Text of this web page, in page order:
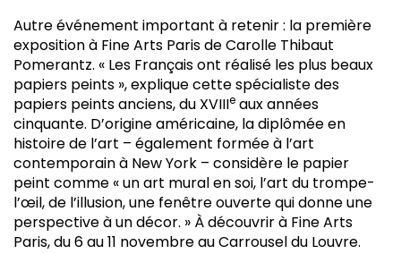
Autre événement important à retenir : la première
exposition à Fine Arts Paris de Carolle Thibaut
Pomerantz. « Les Français ont réalisé les plus beaux
papiers peints », explique cette spécialiste des
papiers peints anciens, du XVIIIe aux années
cinquante. D’origine américaine, la diplômée en
histoire de l’art – également formée à l’art
contemporain à New York – considère le papier
peint comme « un art mural en soi, l’art du trompe-
l’œil, de l’illusion, une fenêtre ouverte qui donne une
perspective à un décor. » À découvrir à Fine Arts
Paris, du 6 au 11 novembre au Carrousel du Louvre.